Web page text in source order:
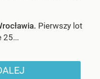
Pierwszy lot
25...